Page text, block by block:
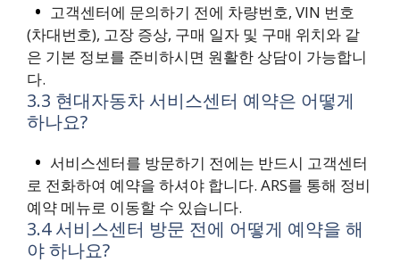
고객센터에 문의하기 전에 차량번호, VIN 번호
(차대번호), 고장 증상, 구매 일자 및 구매 위치와 같
은 기본 정보를 준비하시면 원활한 상담이 가능합니
다.
3.3 현대자동차 서비스센터 예약은 어떻게
하나요?
서비스센터를 방문하기 전에는 반드시 고객센터
로 전화하여 예약을 하셔야 합니다. ARS를 통해 정비
예약 메뉴로 이동할 수 있습니다.
3.4 서비스센터 방문 전에 어떻게 예약을 해
야 하나요?